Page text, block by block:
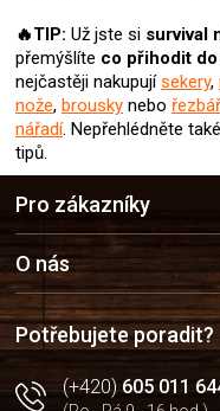
🔥TIP: Už jste si survival
přemýšlíte co přihodit
nejčastěji nakupujísekery,
nože, brousky nebo
nářadí. Nepřehlédněte
tipů.
a
t
í
Pro zákazníky
O nás
Potřebujete poradit?
(+420)605 011